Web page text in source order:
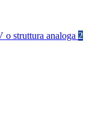
o struttura analoga 2